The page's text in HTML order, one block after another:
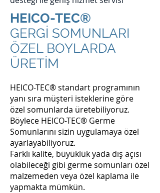
HEICO-TEC®
GERGİ SOMUNLARI
ÖZEL BOYLARDA
ÜRETİM
HEICO-TEC® standart programının
yanı sıra müşteri isteklerine göre
özel somunlarda üretebiliyoruz.
Böylece HEICO-TEC® Germe
Somunlarını sizin uygulamaya özel
ayarlayabiliyoruz.
Farklı kalite, büyüklük yada dış açısı
olabileceği gibi germe somunları özel
malzemeden veya özel kaplama ile
yapmakta mümkün.